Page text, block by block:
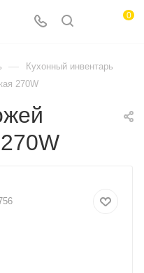
0
— Кухонный инвентарь
270W